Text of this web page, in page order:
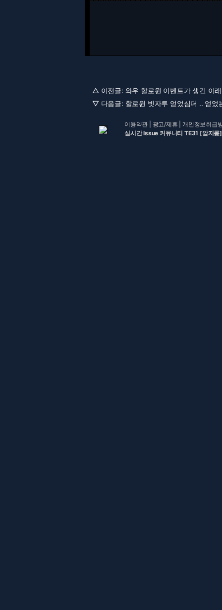
△ 이전글: 와우 할로윈 이벤트가 생긴 이
▽ 다음글: 할로윈 빗자루 얻었심더 .. 얻었
이용약관 광고/제휴 |개인정보취급
실시간 Issue 커뮤니티 TE31 [알지